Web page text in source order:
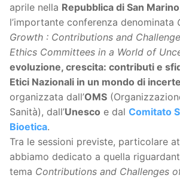
aprile nella Repubblica di San Marino
l’importante conferenza denominata
Growth : Contributions and
Ethics Committees in a World of
evoluzione, crescita: contributi e
Etici Nazionali in un mondo di
organizzata dall’OMS
Sanità), dall’Unesco e dal Comitato
Bioetica.
Tra le sessioni previste, particolare
abbiamo dedicato a quella
tema Contributions and Challenges